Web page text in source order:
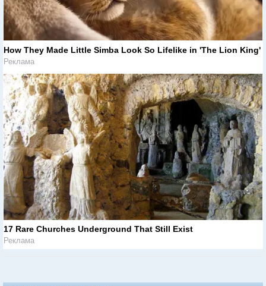
How They Made Little Simba Look So Lifelike in 'The Lion King'
Реклама
17 Rare Churches Underground That Still Exist
Реклама